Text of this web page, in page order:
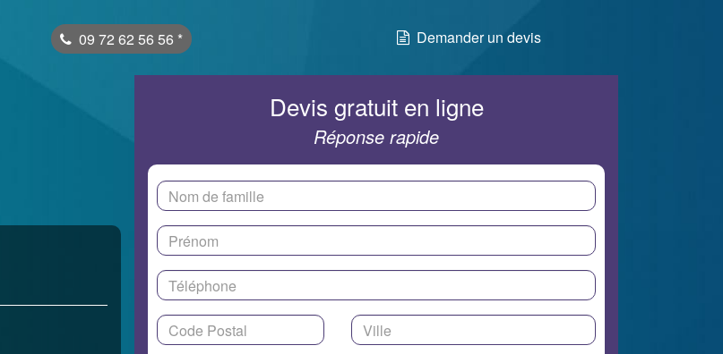
09 72 62 56 56 * Demander un devis
Devis gratuit en ligne
Réponse rapide